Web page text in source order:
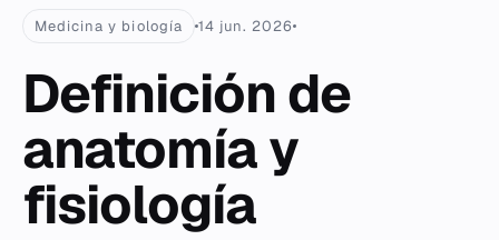
Medicina y biología 14 jun. 2026
Definición de
anatomía y
fisiología